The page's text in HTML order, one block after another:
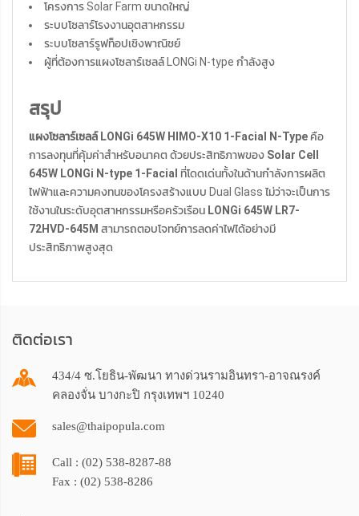
โครงการ Solar Farm ขนาดใหญ่
ระบบโซลาร์โรงงานอุตสาหกรรม
ระบบโซลาร์รูฟท็อปเชิงพาณิชย์
ผู้ที่ต้องการแผงโซลาร์เซลล์ LONGi N-type กำลังสูง
สรุป
แผงโซลาร์เซลล์ LONGi 645W HIMO-X10 1-Facial N-Type คือ
การลงทุนที่คุ้มค่าสำหรับอนาคต ด้วยประสิทธิภาพของ Solar Cell
645W LONGi N-type 1-Facial ที่โดดเด่นทั้งในด้านกำลังการผลิต
ไฟฟ้าและความคงทนของโครงสร้างแบบ Dual Glass ไม่ว่าจะเป็นการ
ใช้งานในระดับอุตสาหกรรมหรือครัวเรือน LONGi 645W LR7-
72HVD-645M สามารถตอบโจทย์การลดค่าไฟได้อย่างมี
ประสิทธิภาพสูงสุด
ติดต่อเรา
434/4 ซ.โยธิน-พัฒนา ทางด่วนรามอินทรา-อาจณรงค์
คลองจั่น บางกะปิ กรุงเทพฯ 10240
sales@thaipopula.com
Call : (02) 538-8287-88
Fax : (02) 538-8286